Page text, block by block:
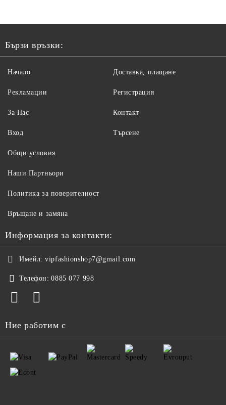
Бързи връзки:
Начало
Рекламации
За Нас
Вход
Доставка, плащане
Регистрация
Контакт
Търсене
Общи условия
Наши Партньори
Политика за поверителност
Връщане и замяна
Информация за контакти:
Имейл: vipfashionshop7@gmail.com
Телефон: 0885 077 998
Ние работим с